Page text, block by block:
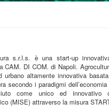
s.r.l.s. è una start-up
CAM. DI COM. di Napoli.
urbano altamente innovativa
secondo i paradigmi
come unico ed innovativo
(MISE) attraverso la misura